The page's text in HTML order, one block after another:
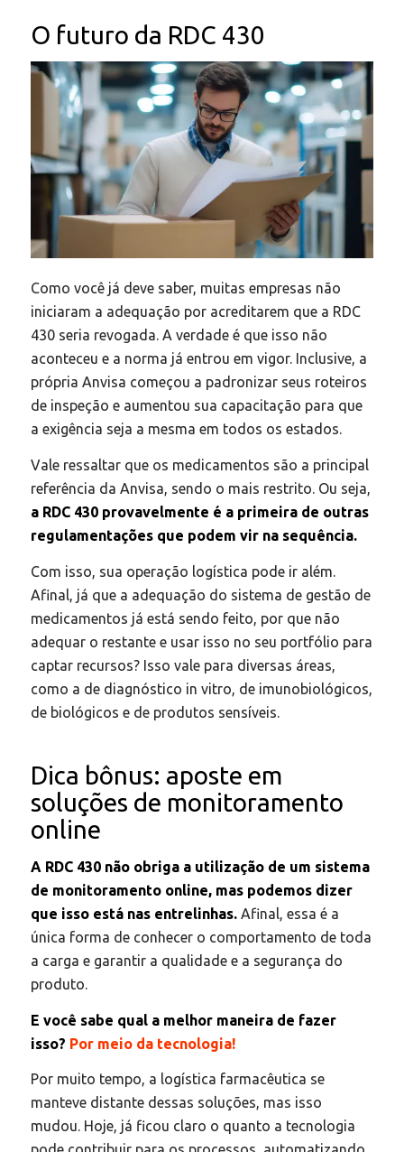
O futuro da RDC 430
Como você já deve saber, muitas empresas não
iniciaram a adequação por acreditarem que a RDC
430 seria revogada. A verdade é que isso não
aconteceu e a norma já entrou em vigor. Inclusive, a
própria Anvisa começou a padronizar seus roteiros
de inspeção e aumentou sua capacitação para que
a exigência seja a mesma em todos os estados.
Vale ressaltar que os medicamentos são a principal
referência da Anvisa, sendo o mais restrito. Ou seja,
a RDC 430 provavelmente é a primeira de outras
regulamentações que podem vir na sequência.
Com isso, sua operação logística pode ir além.
Afinal, já que a adequação do sistema de gestão de
medicamentos já está sendo feito, por que não
adequar o restante e usar isso no seu portfólio para
captar recursos? Isso vale para diversas áreas,
como a de diagnóstico in vitro, de imunobiológicos,
de biológicos e de produtos sensíveis.
Dica bônus: aposte em
soluções de monitoramento
online
A RDC 430 não obriga a utilização de um sistema
de monitoramento online, mas podemos dizer
que isso está nas entrelinhas.Afinal, essa é a
única forma de conhecer o comportamento de toda
a carga e garantir a qualidade e a segurança do
produto.
E você sabe qual a melhor maneira de fazer
isso? Por meio da tecnologia!
Por muito tempo, a logística farmacêutica se
manteve distante dessas soluções, mas isso
mudou. Hoje, já ficou claro o quanto a tecnologia